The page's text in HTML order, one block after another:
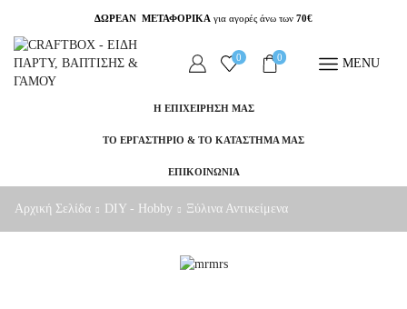
ΔΩΡΕΑΝ ΜΕΤΑΦΟΡΙΚΑ για αγορές άνω των 70€
0 0 MENU
Η ΕΠΙΧΕΙΡΗΣΗ ΜΑΣ
ΤΟ ΕΡΓΑΣΤΗΡΙΟ & ΤΟ ΚΑΤΑΣΤΗΜΑ ΜΑΣ
ΕΠΙΚΟΙΝΩΝΙΑ
Αρχική Σελίδα DIY - Hobby Ξύλινα Αντικείμενα